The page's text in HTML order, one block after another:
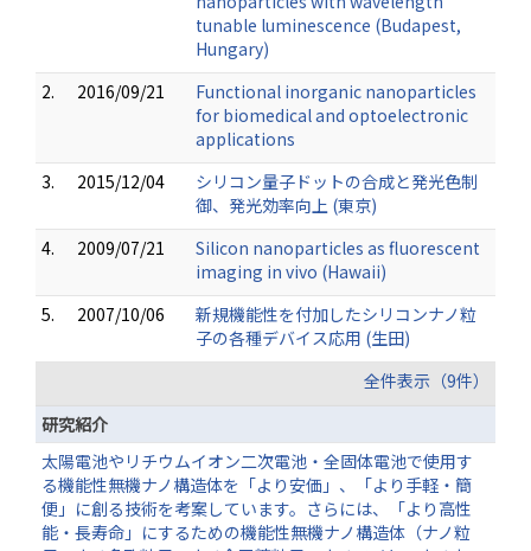
tunable luminescence (Budapest,
Hungary)
2.
2016/09/21
Functional inorganic nanoparticles
for biomedical and optoelectronic
applications
3.
2015/12/04
シリコン量子ドットの合成と発光色制
御、発光効率向上 (東京)
4.
2009/07/21
Silicon nanoparticles as fluorescent
imaging in vivo (Hawaii)
5.
2007/10/06
新規機能性を付加したシリコンナノ粒
子の各種デバイス応用 (生田)
全件表示（9件）
研究紹介
太陽電池やリチウムイオン二次電池・全固体電池で使用す
る機能性無機ナノ構造体を「より安価」、「より手軽・簡
便」に創る技術を考案しています。さらには、「より高性
能・長寿命」にするための機能性無機ナノ構造体（ナノ粒